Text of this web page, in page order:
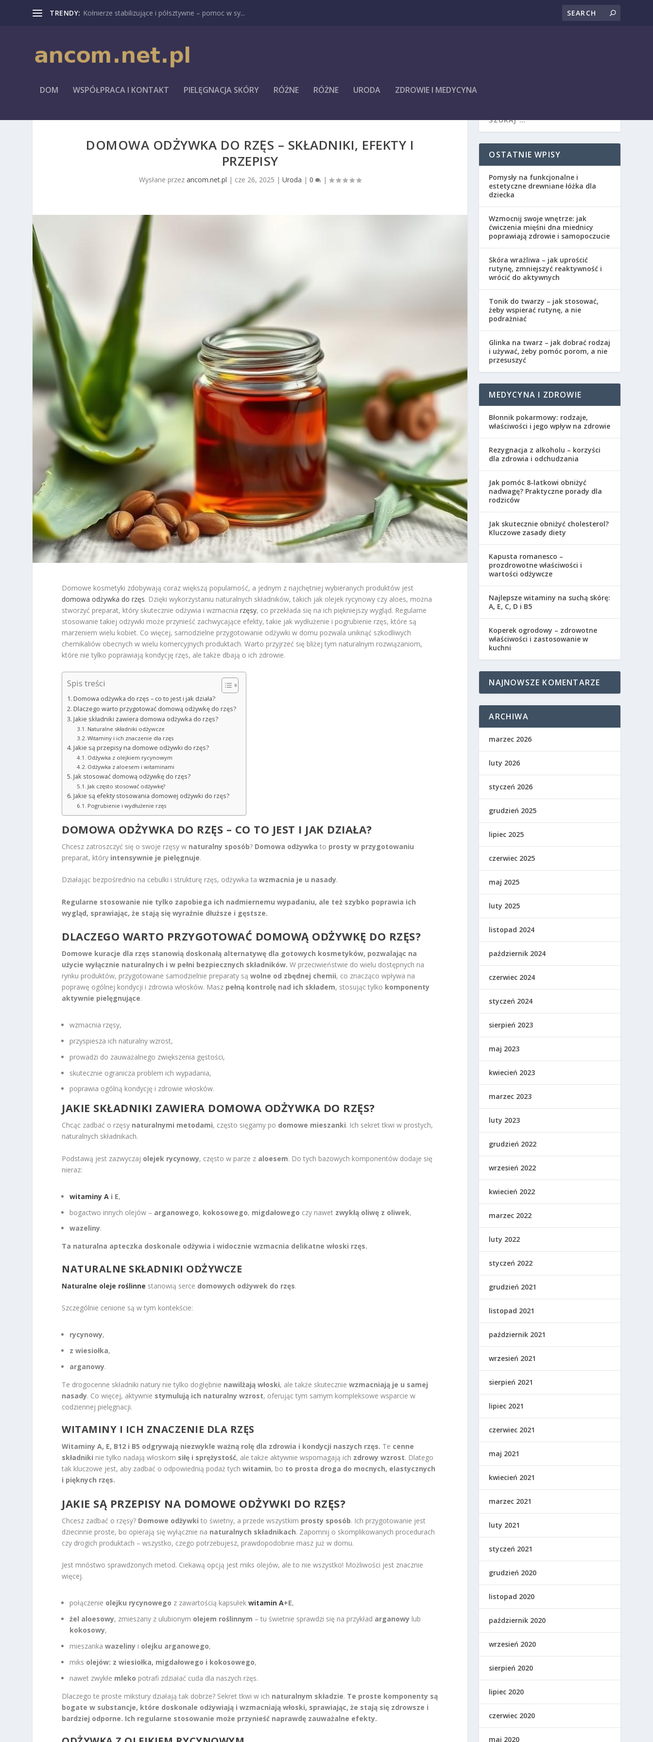
TRENDY: Kołnierze stabilizujące i półsztywne – pomoc w sy...
DOM WSPÓŁPRACA I KONTAKT PIELĘGNACJA SKÓRY RÓŻNE RÓŻNE URODA ZDROWIE I MEDYCYNA
DOMOWA ODŻYWKA DO RZĘS – SKŁADNIKI, EFEKTY I
PRZEPISY
Wysłane przezancom.net.pl | cze 26, 2025 |Uroda |0 |
Domowe kosmetyki zdobywają coraz większą popularność, a jednym z najchętniej wybieranych produktów jest
domowa odżywka do rzęs. Dzięki wykorzystaniu naturalnych składników, takich jak olejek rycynowy czy aloes, można
stworzyć preparat, który skutecznie odżywia i wzmacniarzęsy, co przekłada się na ich piękniejszy wygląd. Regularne
stosowanie takiej odżywki może przynieść zachwycające efekty, takie jak wydłużenie i pogrubienie rzęs, które są
marzeniem wielu kobiet. Co więcej, samodzielne przygotowanie odżywki w domu pozwala uniknąć szkodliwych
chemikaliów obecnych w wielu komercyjnych produktach. Warto przyjrzeć się bliżej tym naturalnym rozwiązaniom,
które nie tylko poprawiają kondycję rzęs, ale także dbają o ich zdrowie.
Spis treści
Domowa odżywka do rzęs – co to jest i jak działa?
Dlaczego warto przygotować domową odżywkę do rzęs?
Jakie składniki zawiera domowa odżywka do rzęs?
Naturalne składniki odżywcze
Witaminy i ich znaczenie dla rzęs
Jakie są przepisy na domowe odżywki do rzęs?
Odżywka z olejkiem rycynowym
Odżywka z aloesem i witaminami
Jak stosować domową odżywkę do rzęs?
Jak często stosować odżywkę?
Jakie są efekty stosowania domowej odżywki do rzęs?
Pogrubienie i wydłużenie rzęs
DOMOWA ODŻYWKA DO RZĘS – CO TO JEST I JAK DZIAŁA?
Chcesz zatroszczyć się o swoje rzęsy w naturalny sposób? Domowa odżywka to prosty w przygotowaniu
preparat, który intensywnie je pielęgnuje.
Działając bezpośrednio na cebulki i strukturę rzęs, odżywka tawzmacnia je u nasady.
Regularne stosowanie nie tylko zapobiega ich nadmiernemu wypadaniu, ale też szybko poprawia ich
wygląd, sprawiając, że stają się wyraźnie dłuższe i gęstsze.
DLACZEGO WARTO PRZYGOTOWAĆ DOMOWĄ ODŻYWKĘ DO RZĘS?
Domowe kuracje dla rzęs stanowią doskonałą alternatywę dla gotowych kosmetyków, pozwalając na
użycie wyłącznie naturalnych i w pełni bezpiecznych składników. W przeciwieństwie do wielu dostępnych na
rynku produktów, przygotowane samodzielnie preparaty sąwolne od zbędnej chemii, co znacząco wpływa na
poprawę ogólnej kondycji i zdrowia włosków. Masz pełną kontrolę nad ich składem, stosując tylko komponenty
aktywnie pielęgnujące.
wzmacnia rzęsy,
przyspiesza ich naturalny wzrost,
prowadzi do zauważalnego zwiększenia gęstości,
skutecznie ogranicza problem ich wypadania,
poprawia ogólną kondycję i zdrowie włosków.
JAKIE SKŁADNIKI ZAWIERA DOMOWA ODŻYWKA DO RZĘS?
Chcąc zadbać o rzęsy naturalnymi metodami, często sięgamy po domowe mieszanki. Ich sekret tkwi w prostych,
naturalnych składnikach.
Podstawą jest zazwyczaj olejek rycynowy, często w parze z aloesem. Do tych bazowych komponentów dodaje się
nieraz:
witaminy A i E,
bogactwo innych olejów – arganowego, kokosowego, migdałowego czy nawet zwykłą oliwę z oliwek,
wazeliny.
Ta naturalna apteczka doskonale odżywia i widocznie wzmacnia delikatne włoski rzęs.
NATURALNE SKŁADNIKI ODŻYWCZE
Naturalne oleje roślinne stanowią serce domowych odżywek do rzęs.
Szczególnie cenione są w tym kontekście:
rycynowy,
z wiesiołka,
arganowy.
Te drogocenne składniki natury nie tylko dogłębnie nawilżają włoski, ale także skuteczniewzmacniają je u samej
nasady. Co więcej, aktywnie stymulują ich naturalny wzrost, oferując tym samym kompleksowe wsparcie w
codziennej pielęgnacji.
WITAMINY I ICH ZNACZENIE DLA RZĘS
Witaminy A, E, B12 i B5 odgrywają niezwykle ważną rolę dla zdrowia i kondycji naszych rzęs. Te cenne
składniki nie tylko nadają włoskom siłę i sprężystość, ale także aktywnie wspomagają ich zdrowy wzrost. Dlatego
tak kluczowe jest, aby zadbać o odpowiednią podaż tychwitamin, bo to prosta droga do mocnych, elastycznych
i pięknych rzęs.
JAKIE SĄ PRZEPISY NA DOMOWE ODŻYWKI DO RZĘS?
Chcesz zadbać o rzęsy? Domowe odżywki to świetny, a przede wszystkim prosty sposób. Ich przygotowanie jest
dziecinnie proste, bo opierają się wyłącznie na naturalnych składnikach. Zapomnij o skomplikowanych procedurach
czy drogich produktach – wszystko, czego potrzebujesz, prawdopodobnie masz już w domu.
Jest mnóstwo sprawdzonych metod. Ciekawą opcją jest miks olejów, ale to nie wszystko! Możliwości jest znacznie
więcej.
połączenie olejku rycynowego z zawartością kapsułekwitamin A+E,
żel aloesowy, zmieszany z ulubionym olejem roślinnym – tu świetnie sprawdzi się na przykład arganowy lub
kokosowy,
mieszankawazeliny i olejku arganowego,
miks olejów: z wiesiołka, migdałowego i kokosowego,
nawet zwykłe mleko potrafi zdziałać cuda dla naszych rzęs.
Dlaczego te proste mikstury działają tak dobrze? Sekret tkwi w ich naturalnym składzie. Te proste komponenty są
bogate w substancje, które doskonale odżywiają i wzmacniają włoski, sprawiając, że stają się zdrowsze i
bardziej odporne. Ich regularne stosowanie może przynieść naprawdę zauważalne efekty.
OSTATNIE WPISY
Pomysły na funkcjonalne i
estetyczne drewniane łóżka dla
dziecka
Wzmocnij swoje wnętrze: jak
ćwiczenia mięśni dna miednicy
poprawiają zdrowie i samopoczucie
Skóra wrażliwa – jak uprościć
rutynę, zmniejszyć reaktywność i
wrócić do aktywnych
Tonik do twarzy – jak stosować,
żeby wspierać rutynę, a nie
podrażniać
Glinka na twarz – jak dobrać rodzaj
i używać, żeby pomóc porom, a nie
przesuszyć
MEDYCYNA I ZDROWIE
Błonnik pokarmowy: rodzaje,
właściwości i jego wpływ na zdrowie
Rezygnacja z alkoholu – korzyści
dla zdrowia i odchudzania
Jak pomóc 8-latkowi obniżyć
nadwagę? Praktyczne porady dla
rodziców
Jak skutecznie obniżyć cholesterol?
Kluczowe zasady diety
Kapusta romanesco –
prozdrowotne właściwości i
wartości odżywcze
Najlepsze witaminy na suchą skórę:
A, E, C, D i B5
Koperek ogrodowy – zdrowotne
właściwości i zastosowanie w
kuchni
NAJNOWSZE KOMENTARZE
ARCHIWA
marzec 2026
luty 2026
styczeń 2026
grudzień 2025
lipiec 2025
czerwiec 2025
maj 2025
luty 2025
listopad 2024
październik 2024
czerwiec 2024
styczeń 2024
sierpień 2023
maj 2023
kwiecień 2023
marzec 2023
luty 2023
grudzień 2022
wrzesień 2022
kwiecień 2022
marzec 2022
luty 2022
styczeń 2022
grudzień 2021
listopad 2021
październik 2021
wrzesień 2021
sierpień 2021
lipiec 2021
czerwiec 2021
maj 2021
kwiecień 2021
marzec 2021
luty 2021
styczeń 2021
grudzień 2020
listopad 2020
październik 2020
wrzesień 2020
sierpień 2020
lipiec 2020
czerwiec 2020
maj 2020